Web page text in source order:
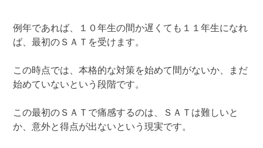
例年であれば、１０年生の間か遅くても１１年生になれ
ば、最初のＳＡＴを受けます。
この時点では、本格的な対策を始めて間がないか、まだ
始めていないという段階です。
この最初のＳＡＴで痛感するのは、ＳＡＴは難しいと
か、意外と得点が出ないという現実です。